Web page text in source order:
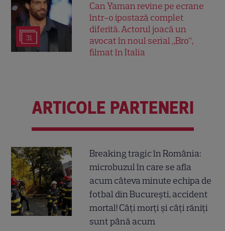
31
Can Yaman revine pe ecrane
într-o ipostază complet
diferită. Actorul joacă un
avocat în noul serial „Bro”,
filmat în Italia
ARTICOLE PARTENERI
Breaking tragic în România:
microbuzul în care se afla
acum câteva minute echipa de
fotbal din București, accident
mortal! Câți morți și câți răniți
sunt până acum